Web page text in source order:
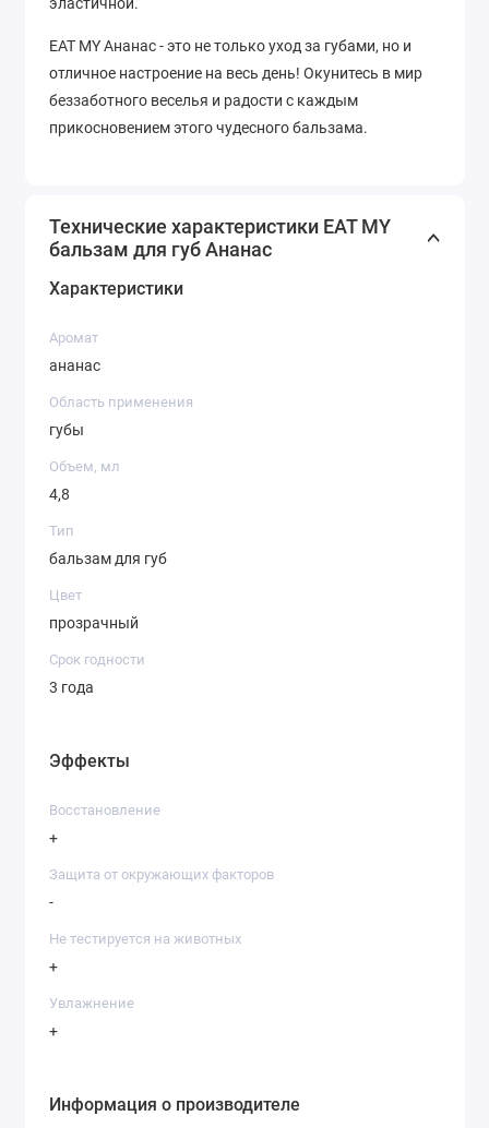
эластичной.
EAT MY Ананас - это не только уход за губами, но и
отличное настроение на весь день! Окунитесь в мир
беззаботного веселья и радости с каждым
прикосновением этого чудесного бальзама.
Технические характеристики EAT MY
бальзам для губ Ананас
Характеристики
Аромат
ананас
Область применения
губы
Объем, мл
4,8
Тип
бальзам для губ
Цвет
прозрачный
Срок годности
3 года
Эффекты
Восстановление
+
Защита от окружающих факторов
-
Не тестируется на животных
+
Увлажнение
+
Информация о производителе